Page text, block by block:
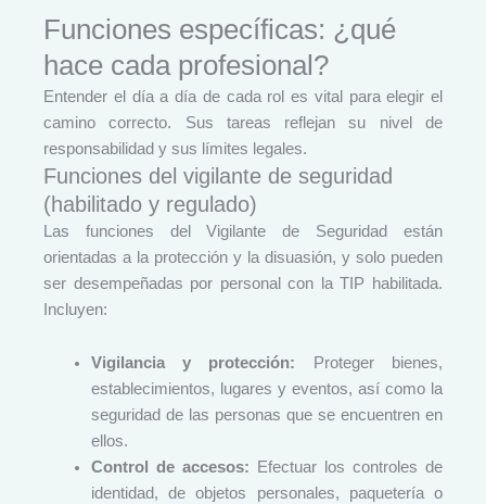
Funciones específicas: ¿qué
hace cada profesional?
Entender el día a día de cada rol es vital para elegir el
camino correcto. Sus tareas reflejan su nivel de
responsabilidad y sus límites legales.
Funciones del vigilante de seguridad
(habilitado y regulado)
Las funciones del Vigilante de Seguridad están
orientadas a la protección y la disuasión, y solo pueden
ser desempeñadas por personal con la TIP habilitada.
Incluyen:
Vigilancia y protección: Proteger bienes,
establecimientos, lugares y eventos, así como la
seguridad de las personas que se encuentren en
ellos.
Control de accesos:
Efectuar los controles de
identidad, de objetos personales, paquetería o